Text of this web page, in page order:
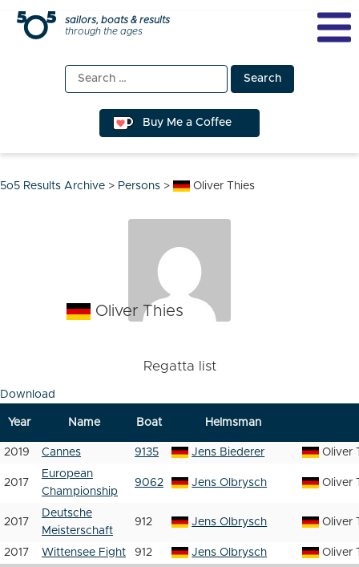
Skip
sailors, boats & results
through the ages
Search
for:
Buy Me a Coffee
5o5 Results Archive > Persons > Oliver Thies
Oliver Thies
Regatta list
Download
Year Name Boat Helmsman
2019 Cannes 9135 Jens Biederer Oliver
2017
European
Championship
9062 Jens Olbrysch Oliver
2017
Deutsche
Meisterschaft
912 Jens Olbrysch Oliver
2017 Wittensee Fight 912 Jens Olbrysch Oliver